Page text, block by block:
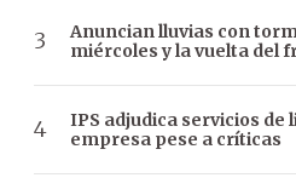
Anuncian lluvias con
miércoles y la vuelta del
IPS adjudica servicios de
empresa pese a críticas